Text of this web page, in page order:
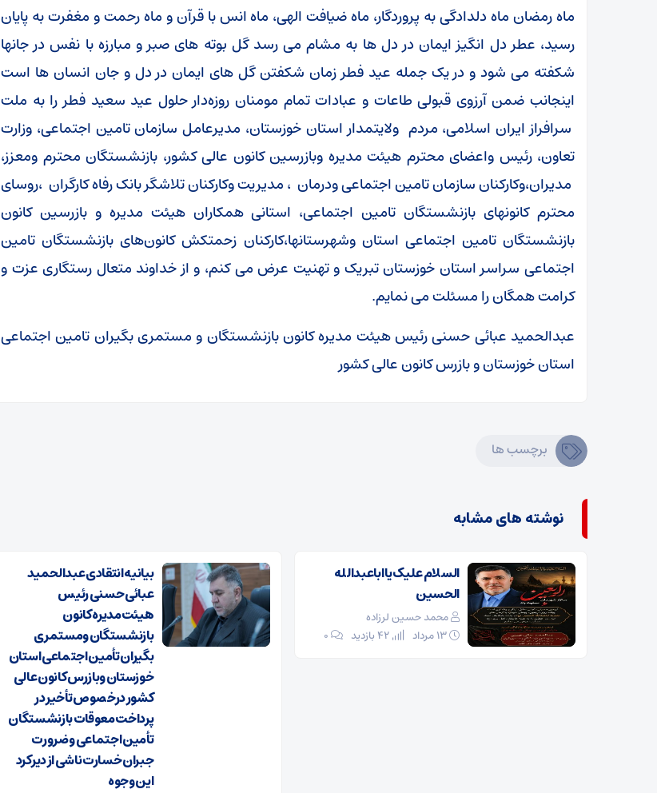
ماه رمضان ماه دلدادگی به پروردگار، ماه ضیافت الهی، ماه انس با قرآن و ماه رحمت و مغفرت به پایان
رسید، عطر دل انگیز ایمان در دل ها به مشام می رسد گل بوته های صبر و مبارزه با نفس در جانها
شکفته می شود و در یک جمله عید فطر زمان شکفتن گل های ایمان در دل و جان انسان ها است
اینجانب ضمن آرزوی قبولی طاعات و عبادات تمام مومنان روزه‌دار حلول عید سعید فطر را به ملت
سرافراز ایران اسلامی، مردم ولایتمدار استان خوزستان، مدیرعامل سازمان تامین اجتماعی، وزارت
تعاون، رئیس واعضای محترم هیئت مدیره وبازرسین کانون عالی کشور، بازنشستگان محترم ومعزز،
مدیران،وکارکنان سازمان تامین اجتماعی ودرمان ، مدیریت وکارکنان تلاشگر بانک رفاه کارگران ،روسای
محترم کانونهای بازنشستگان تامین اجتماعی، استانی همکاران هیئت مدیره و بازرسین کانون
بازنشستگان تامین اجتماعی استان وشهرستانها،کارکنان زحمتکش کانون‌های بازنشستگان تامین
اجتماعی سراسر استان خوزستان تبریک و تهنیت عرض می کنم، و از خداوند متعال رستگاری عزت و
کرامت همگان را مسئلت می نمایم.
عبدالحمید عبائی حسنی رئیس هیئت مدیره کانون بازنشستگان و مستمری بگیران تامین اجتماعی
استان خوزستان و بازرس کانون عالی کشور
برچسب ها
نوشته های مشابه
السلام علیک یا اباعبدالله
الحسین
محمد حسین لرزاده
۰
بیانیه انتقادی عبدالحمید
عبائی حسنی رئیس
هیئت‌مدیره کانون
بازنشستگان ومستمری
بگیران تأمین اجتماعی استان
خوزستان وبازرس کانون عالی
کشور درخصوص تأخیر در
پرداخت معوقات بازنشستگان
تأمین اجتماعی و ضرورت
جبران خسارت ناشی از دیرکرد
این وجوه